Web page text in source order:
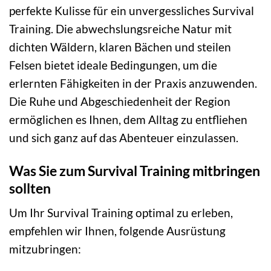
perfekte Kulisse für ein unvergessliches Survival
Training. Die abwechslungsreiche Natur mit
dichten Wäldern, klaren Bächen und steilen
Felsen bietet ideale Bedingungen, um die
erlernten Fähigkeiten in der Praxis anzuwenden.
Die Ruhe und Abgeschiedenheit der Region
ermöglichen es Ihnen, dem Alltag zu entfliehen
und sich ganz auf das Abenteuer einzulassen.
Was Sie zum Survival Training mitbringen
sollten
Um Ihr Survival Training optimal zu erleben,
empfehlen wir Ihnen, folgende Ausrüstung
mitzubringen: